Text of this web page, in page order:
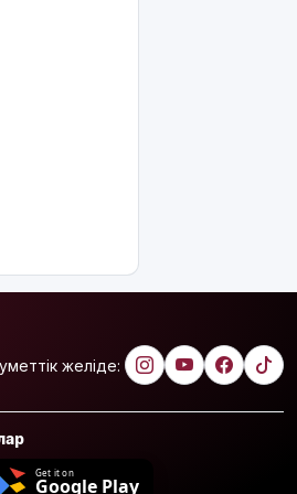
желіде:
Get it on
Google Play